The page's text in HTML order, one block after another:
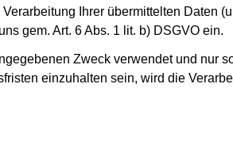
Ihrer übermittelten Daten
gem. Art. 6 Abs. 1 lit. b) DSGVO ein.
Zweck verwendet und nur
einzuhalten sein, wird die